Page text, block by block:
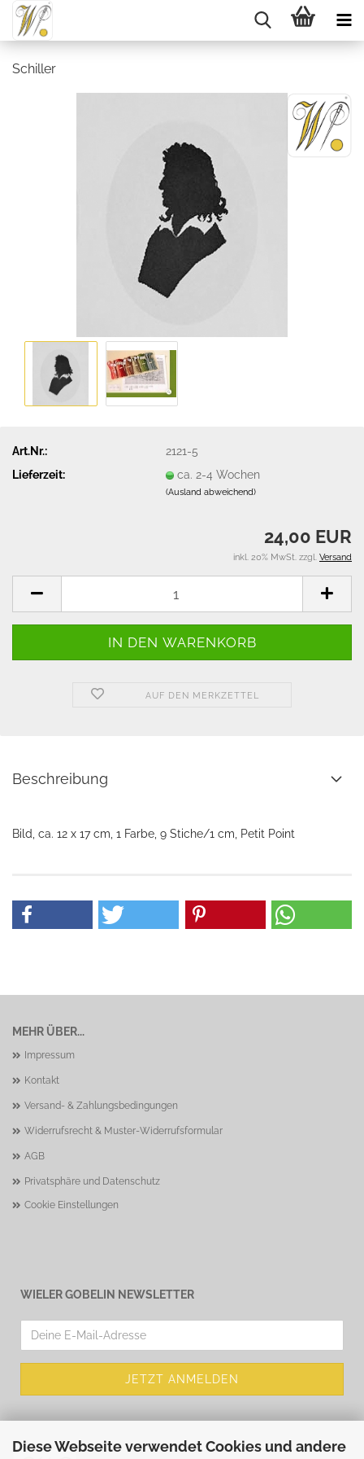
Diese Webseite verwendet Cookies und andere
Schiller
Art.Nr.:
2121-5
Lieferzeit:
ca. 2-4 Wochen
(Ausland abweichend)
24,00 EUR
inkl. 20% MwSt. zzgl. Versand
AUF DEN MERKZETTEL
Beschreibung
Bild, ca. 12 x 17 cm, 1 Farbe, 9 Stiche/1 cm, Petit Point
MEHR ÜBER...
Impressum
Kontakt
Versand- & Zahlungsbedingungen
Widerrufsrecht & Muster-Widerrufsformular
AGB
Privatsphäre und Datenschutz
Cookie Einstellungen
WIELER GOBELIN NEWSLETTER